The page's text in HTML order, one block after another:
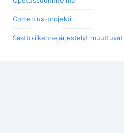
Comenius-projekti
Saattoliikennejärjestelyt muuttuvat